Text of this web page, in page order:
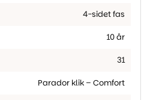
4-sidet fas
10 år
31
Parador klik – Comfort